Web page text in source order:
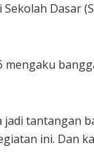
Dasar
mengaku
tantangan
ini. Dan